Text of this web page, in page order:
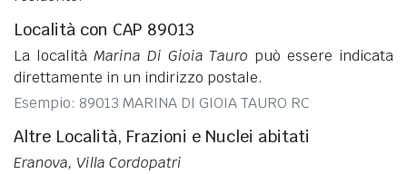
Località con CAP 89013
La località Marina Di Gioia Tauro può essere indicata
direttamente in un indirizzo postale.
Esempio: 89013 MARINA DI GIOIA TAURO RC
Altre Località, Frazioni e Nuclei abitati
Eranova, Villa Cordopatri